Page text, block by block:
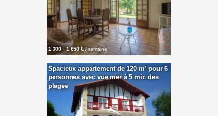
1 300 - 1 650 €/ semaine
Spacieux appartement de 120 m² pour 6
personnes avec vue mer à 5 min des
plages